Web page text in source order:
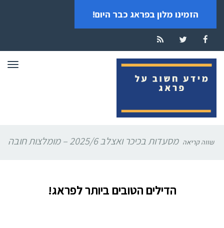
הזמינו מלון בפראג כבר היום!
Facebook
Twitter
RSS
שווה קריאה מסעדות בכיכר ואצלב 2025/6 – מומלצות חובה
הדילים הטובים ביותר לפראג!